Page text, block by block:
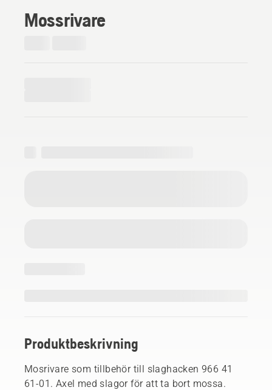
Mossrivare
Produktbeskrivning
Mosrivare som tillbehör till slaghacken 966 41
61-01. Axel med slagor för att ta bort mossa.